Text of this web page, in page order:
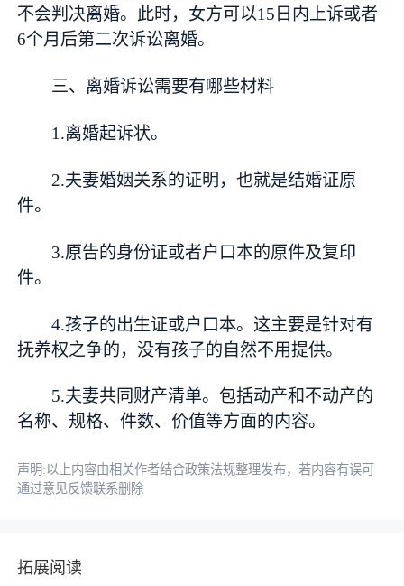
不会判决离婚。此时，女方可以15日内上诉或者
6个月后第二次诉讼离婚。
三、离婚诉讼需要有哪些材料
1.离婚起诉状。
2.夫妻婚姻关系的证明，也就是结婚证原
件。
3.原告的身份证或者户口本的原件及复印
件。
4.孩子的出生证或户口本。这主要是针对有
抚养权之争的，没有孩子的自然不用提供。
5.夫妻共同财产清单。包括动产和不动产的
名称、规格、件数、价值等方面的内容。
声明:以上内容由相关作者结合政策法规整理发布，若内容有误可
通过意见反馈联系删除
拓展阅读